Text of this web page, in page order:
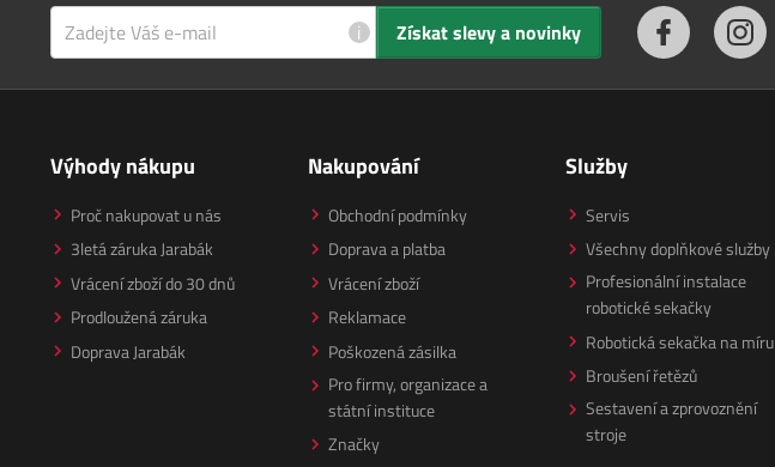
i Získat slevy a novinky
Výhody nákupu
Proč nakupovat u nás
3letá záruka Jarabák
Vrácení zboží do 30 dnů
Prodloužená záruka
Doprava Jarabák
Nakupování
Obchodní podmínky
Doprava a platba
Vrácení zboží
Reklamace
Poškozená zásilka
Pro firmy, organizace a
státní instituce
Značky
Služby
Servis
Všechny doplňkové služby
Profesionální instalace
robotické sekačky
Robotická sekačka na míru
Broušení řetězů
Sestavení a zprovoznění
stroje